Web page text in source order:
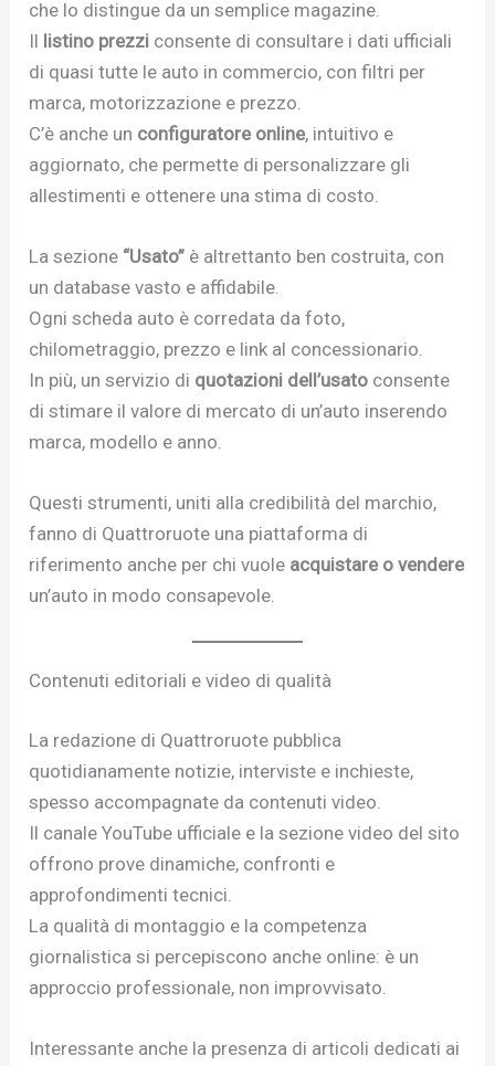
che lo distingue da un semplice magazine.
Il listino prezzi consente di consultare i dati ufficiali
di quasi tutte le auto in commercio, con filtri per
marca, motorizzazione e prezzo.
C’è anche un configuratore online, intuitivo e
aggiornato, che permette di personalizzare gli
allestimenti e ottenere una stima di costo.
La sezione “Usato” è altrettanto ben costruita, con
un database vasto e affidabile.
Ogni scheda auto è corredata da foto,
chilometraggio, prezzo e link al concessionario.
In più, un servizio di quotazioni dell’usato consente
di stimare il valore di mercato di un’auto inserendo
marca, modello e anno.
Questi strumenti, uniti alla credibilità del marchio,
fanno di Quattroruote una piattaforma di
riferimento anche per chi vuole acquistare o vendere
un’auto in modo consapevole.
Contenuti editoriali e video di qualità
La redazione di Quattroruote pubblica
quotidianamente notizie, interviste e inchieste,
spesso accompagnate da contenuti video.
Il canale YouTube ufficiale e la sezione video del sito
offrono prove dinamiche, confronti e
approfondimenti tecnici.
La qualità di montaggio e la competenza
giornalistica si percepiscono anche online: è un
approccio professionale, non improvvisato.
Interessante anche la presenza di articoli dedicati ai